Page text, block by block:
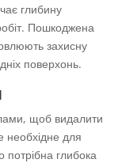
глибину
Пошкоджена
захисну
поверхонь.
щоб видалити
необхідне для
глибока